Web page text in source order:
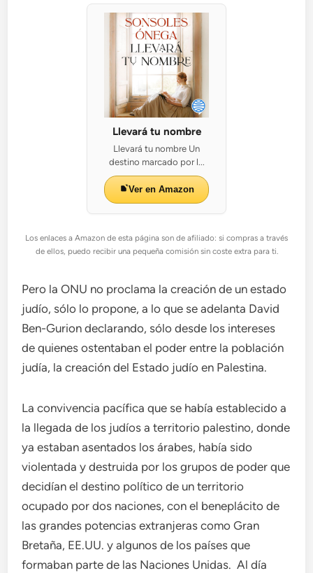
Llevará tu nombre
Llevará tu nombre Un
destino marcado por l...
Ver en Amazon
Los enlaces a Amazon de esta página son de afiliado: si compras a través
de ellos, puedo recibir una pequeña comisión sin coste extra para ti.
Pero la ONU no proclama la creación de un estado
judío, sólo lo propone, a lo que se adelanta David
Ben-Gurion declarando, sólo desde los intereses
de quienes ostentaban el poder entre la población
judía, la creación del Estado judío en Palestina.
La convivencia pacífica que se había establecido a
la llegada de los judíos a territorio palestino, donde
ya estaban asentados los árabes, había sido
violentada y destruida por los grupos de poder que
decidían el destino político de un territorio
ocupado por dos naciones, con el beneplácito de
las grandes potencias extranjeras como Gran
Bretaña, EE.UU. y algunos de los países que
formaban parte de las Naciones Unidas. Al día